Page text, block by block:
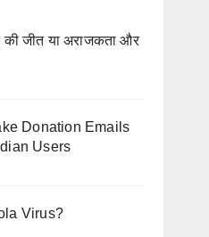
जीत या अराजकता और
Donation Emails
Users
Virus?